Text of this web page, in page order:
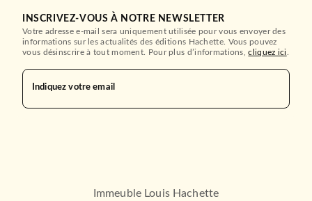
INSCRIVEZ-VOUS À NOTRE NEWSLETTER
Votre adresse e-mail sera uniquement utilisée pour vous envoyer des
informations sur les actualités des éditions Hachette. Vous pouvez
vous désinscrire à tout moment. Pour plus d’informations,cliquez ici
Indiquez votre email
Immeuble Louis Hachette